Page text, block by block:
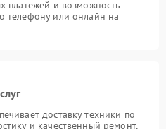
платежей и возможность
телефону или онлайн на
доставку техники по
и качественный ремонт,